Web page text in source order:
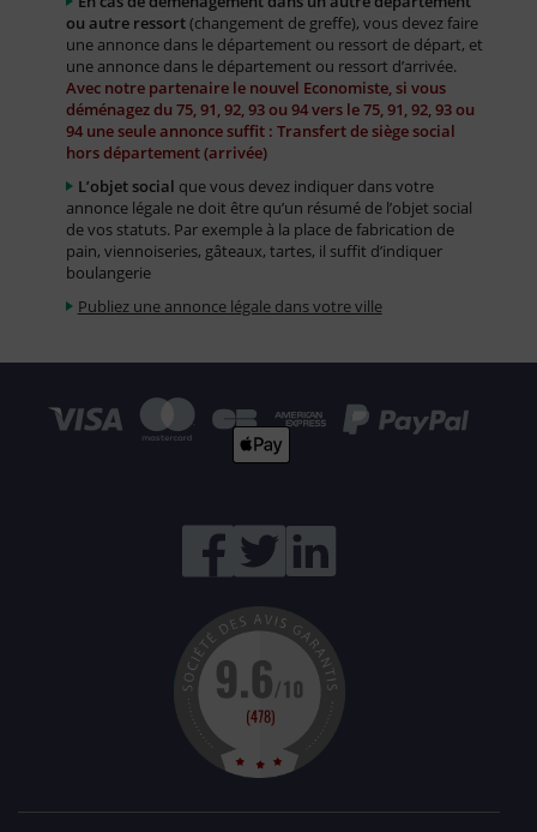
ou autre ressort(changement de greffe), vous devez faire
une annonce dans le département ou ressort de départ, et
une annonce dans le département ou ressort d’arrivée.
Avec notre partenaire le nouvel Economiste, si vous
déménagez du 75, 91, 92, 93 ou 94 vers le 75, 91, 92, 93 ou
94 une seule annonce suffit : Transfert de siège social
hors département (arrivée)
L’objet social que vous devez indiquer dans votre
annonce légale ne doit être qu’un résumé de l’objet social
de vos statuts. Par exemple à la place de fabrication de
pain, viennoiseries, gâteaux, tartes, il suffit d’indiquer
boulangerie
Publiez une annonce légale dans votre ville